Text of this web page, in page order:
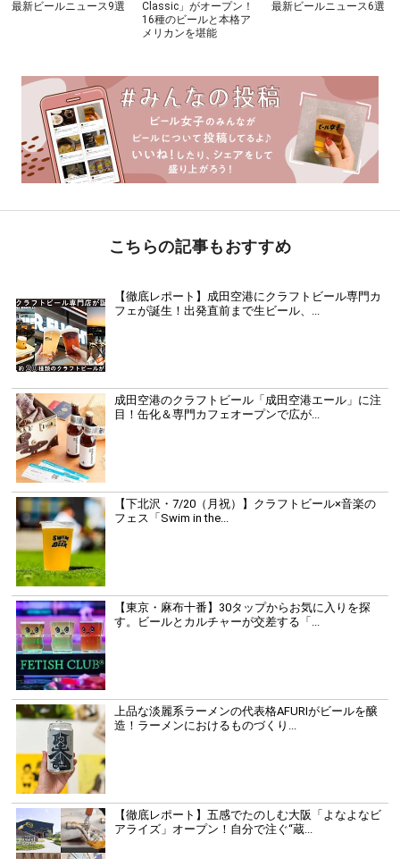
最新ビールニュース9選
Classic」がオープン！
16種のビールと本格ア
メリカンを堪能
最新ビールニュース6選
こちらの記事もおすすめ
【徹底レポート】成田空港にクラフトビール専門カ
フェが誕生！出発直前まで生ビール、...
成田空港のクラフトビール「成田空港エール」に注
目！缶化＆専門カフェオープンで広が...
【下北沢・7/20（月祝）】クラフトビール×音楽の
フェス「Swim in the...
【東京・麻布十番】30タップからお気に入りを探
す。ビールとカルチャーが交差する「...
上品な淡麗系ラーメンの代表格AFURIがビールを醸
造！ラーメンにおけるものづくり...
【徹底レポート】五感でたのしむ大阪「よなよなビ
アライズ」オープン！自分で注ぐ“蔵...